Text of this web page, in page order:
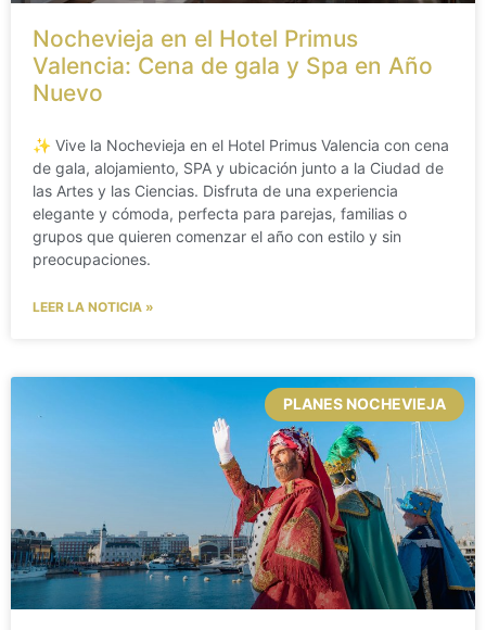
Nochevieja en el Hotel Primus
Valencia: Cena de gala y Spa en Año
Nuevo
✨ Vive la Nochevieja en el Hotel Primus Valencia con cena
de gala, alojamiento, SPA y ubicación junto a la Ciudad de
las Artes y las Ciencias. Disfruta de una experiencia
elegante y cómoda, perfecta para parejas, familias o
grupos que quieren comenzar el año con estilo y sin
preocupaciones.
LEER LA NOTICIA »
PLANES NOCHEVIEJA